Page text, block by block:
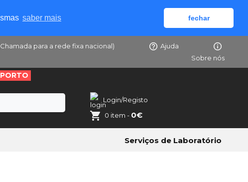
saber mais fechar
(Chamada para a rede fixa nacional)
Ajuda
Sobre nós
Login/Registo
0 item - 0€
Serviços de Laboratório